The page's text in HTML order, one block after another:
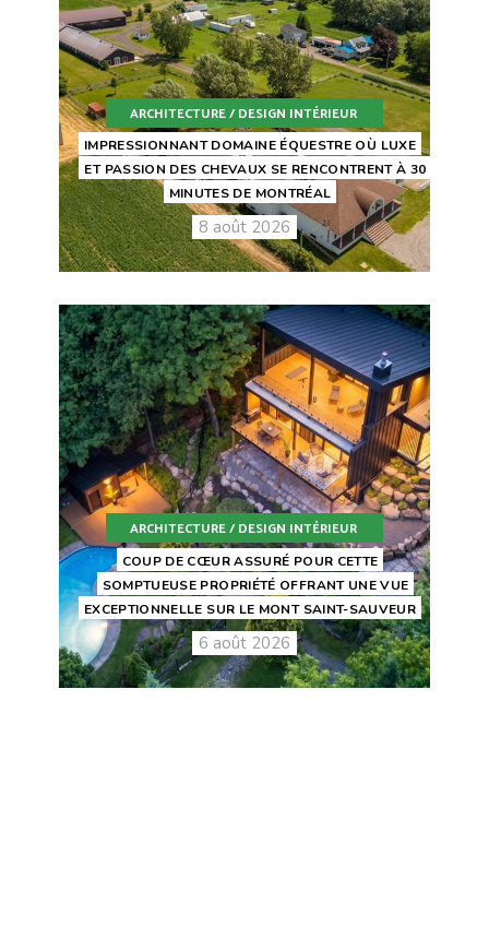
ARCHITECTURE / DESIGN INTÉRIEUR
IMPRESSIONNANT DOMAINE ÉQUESTRE OÙ LUXE
ET PASSION DES CHEVAUX SE RENCONTRENT À 30
MINUTES DE MONTRÉAL
8 août 2026
ARCHITECTURE / DESIGN INTÉRIEUR
COUP DE CŒUR ASSURÉ POUR CETTE
SOMPTUEUSE PROPRIÉTÉ OFFRANT UNE VUE
EXCEPTIONNELLE SUR LE MONT SAINT-SAUVEUR
6 août 2026